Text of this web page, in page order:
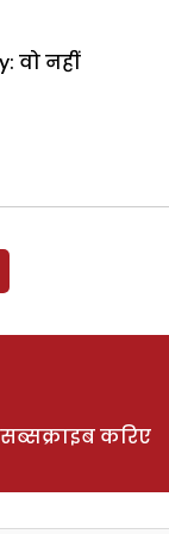
वो नहीं
करिए